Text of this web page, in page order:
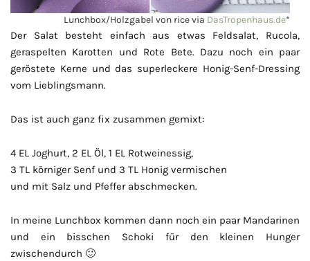
Lunchbox/Holzgabel von rice via DasTropenhaus.de*
Der Salat besteht einfach aus etwas Feldsalat, Rucola,
geraspelten Karotten und Rote Bete. Dazu noch ein paar
geröstete Kerne und das superleckere Honig-Senf-Dressing
vom Lieblingsmann.
Das ist auch ganz fix zusammen gemixt:
4 EL Joghurt, 2 EL Öl, 1 EL Rotweinessig,
3 TL körniger Senf und 3 TL Honig vermischen
und mit Salz und Pfeffer abschmecken.
In meine Lunchbox kommen dann noch ein paar Mandarinen
und ein bisschen Schoki für den kleinen Hunger
zwischendurch 🙂